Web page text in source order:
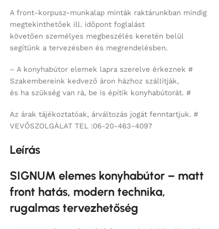
A front-korpusz-munkalap minták raktárunkban mindig
megtekinthetőek ill. időpont foglalást
követően személyes megbeszélés keretén belül
segítünk a tervezésben és megrendelésben.
– A konyhabútor elemek lapra szerelve érkeznek #
Szakembereink kedvező áron házhoz szállítják,
és ha szükség van rá, be is építik konyhabútorát. #
Az árak tájékoztatóak, árváltozás jogát fenntartjuk. #
VEVŐSZOLGÁLAT TEL :06-20-463-4097
Leírás
SIGNUM elemes konyhabútor – matt
front hatás, modern technika,
rugalmas tervezhetőség